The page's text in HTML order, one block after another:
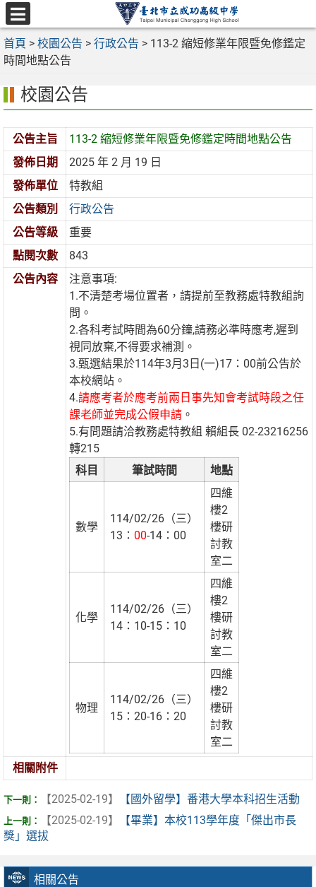
跳
至
主
要
區
選
單
首頁 > 校園公告 > 行政公告 > 113-2 縮短修業年限暨免修鑑定
時間地點公告
相關公告
校園公告
公告主旨
113-2 縮短修業年限暨免修鑑定時間地點公告
發佈日期
2025 年 2 月 19 日
發佈單位
特教組
公告類別
行政公告
公告等級
重要
點閱次數
843
公告內容
注意事項:
1.不清楚考場位置者，請提前至教務處特教組詢
問。
2.各科考試時間為60分鐘,請務必準時應考,遲到
視同放棄,不得要求補測。
3.甄選結果於114年3月3日(一)17：00前公告於
本校網站。
4.請應考者於應考前兩日事先知會考試時段之任
課老師並完成公假申請 。
5.有問題請洽教務處特教組 賴組長 02-23216256
轉215
科目
筆試時間 地點
數學
114/02/26（三）
13：00-14：00
四維
樓2
樓研
討教
室二
化學
114/02/26（三）
14：10-15：10
四維
樓2
樓研
討教
室二
物理
114/02/26（三）
15：20-16：20
四維
樓2
樓研
討教
室二
相關附件
【2025-02-19】
【國外留學】番港大學本科招生活動
【2025-02-19】
【畢業】本校113學年度「傑出市長
獎」選拔